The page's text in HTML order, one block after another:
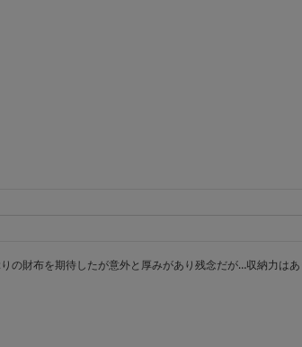
の財布を期待したが意外と厚みがあり残念だが…収納力はあ